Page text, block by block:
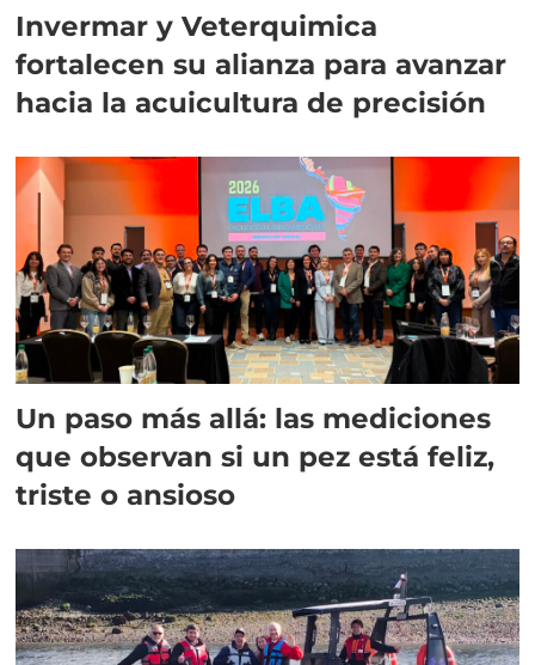
Invermar y Veterquimica
fortalecen su alianza para avanzar
hacia la acuicultura de precisión
Un paso más allá: las mediciones
que observan si un pez está feliz,
triste o ansioso